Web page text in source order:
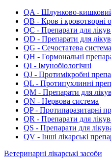
QA - Шлунково-кишковий
QB - Кров і кровотворні
QC - Препарати для
QD - Препарати для
QG - Сечостатева
QH - Гормональні
QI - Імунобіологічні
QJ - Протимікробні
QL - Протипухлинні
QM - Препарати для
QN - Нервова система
QP - Протипаразитарні
QR - Препарати для
QS - Препарати для
QV - Інші лікарські
Ветеринарні лікарські засоби